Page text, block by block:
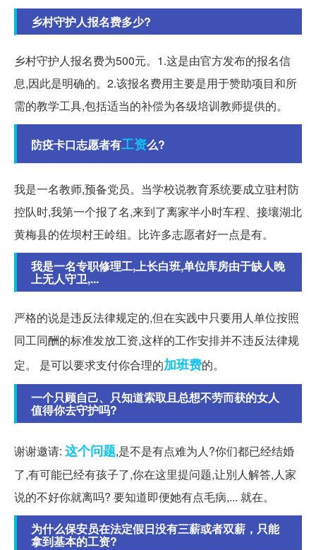
乡村守护人报名费多少?
乡村守护人报名费为500元。1.这是由官方发布的报名信
息,因此是明确的。2.该报名费用主要是用于赞助项目和所
需的教学工具,包括适当的补偿为各级培训教师提供的。
防疫卡口志愿者有工资么?
我是一名教师,预备党员。当学校说教育系统要成立驻村防
控队时,我第一个报了名,来到了离家半小时车程、接壤湖北
黄梅县的佐坝村王岭组。比许多志愿者好一点是有。
我是一名专职修理工,上长白班,单位库房由于缺人晚
上无人守卫,...
严格的说是违反法律规定的,但在实践中只要用人单位按照
同工同酬的标准发放工资,这样的工作安排并不违反法律规
定。 是可以要求支付你合理的加班费的。
一个只顾自己、只知道索取且总想不劳而获的女人
值得你去守护吗?
谢谢邀请: 这个问题,是不是有点难为人?你们都已经结婚
了,有可能已经有孩子了,你在这里提问题,让別人解答,人家
说的不好你就离吗? 要知道即便她有点毛病,... 就在。
为什么保安员在法定假日没有三薪或者双薪，只能
拿到基本的工资?